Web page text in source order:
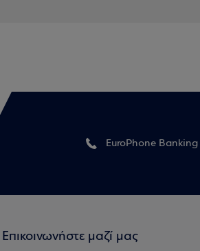
EuroPhone Banking
Επικοινωνήστε μαζί μας